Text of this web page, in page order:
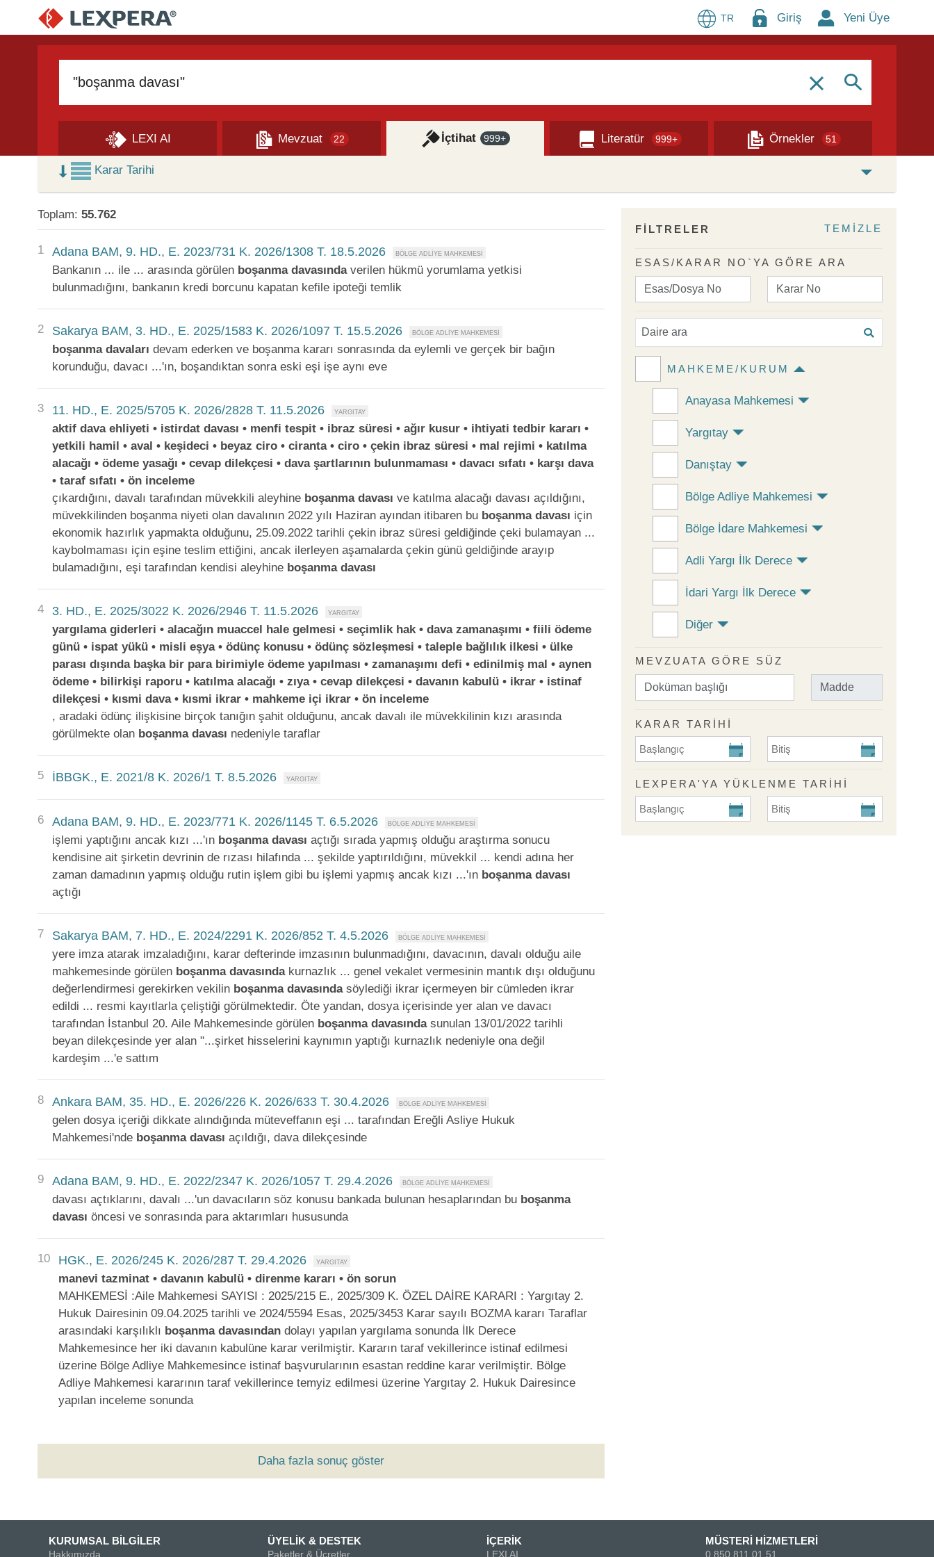
TR Giriş Yeni Üye
c S
LEXI AI Mevzuat 22 İçtihat 999+ Literatür 999+ Örnekler 51
Skip to Search Results
Karar Tarihi
Toplam: 55.762
1 Adana BAM, 9. HD., E. 2023/731 K. 2026/1308 T. 18.5.2026
Bankanın ... ile ... arasında görülen boşanma davasındaverilen hükmü yorumlama yetkisi
bulunmadığını, bankanın kredi borcunu kapatan kefile ipoteği temlik
2 Sakarya BAM, 3. HD., E. 2025/1583 K. 2026/1097 T. 15.5.2026
boşanma davaları devam ederken ve boşanma kararı sonrasında da eylemli ve gerçek bir bağın
korunduğu, davacı ...'ın, boşandıktan sonra eski eşi işe aynı eve
3 11. HD., E. 2025/5705 K. 2026/2828 T. 11.5.2026
aktif dava ehliyeti • istirdat davası • menfi tespit • ibraz süresi • ağır kusur • ihtiyati tedbir kararı •
yetkili hamil • aval • keşideci • beyaz ciro • ciranta • ciro • çekin ibraz süresi • mal rejimi • katılma
alacağı • ödeme yasağı • cevap dilekçesi • dava şartlarının bulunmaması • davacı sıfatı • karşı dava
• taraf sıfatı • ön inceleme
çıkardığını, davalı tarafından müvekkili aleyhine boşanma davası ve katılma alacağı davası açıldığını,
müvekkilinden boşanma niyeti olan davalının 2022 yılı Haziran ayından itibaren bu boşanma davası için
ekonomik hazırlık yapmakta olduğunu, 25.09.2022 tarihli çekin ibraz süresi geldiğinde çeki bulamayan ...
kaybolmaması için eşine teslim ettiğini, ancak ilerleyen aşamalarda çekin günü geldiğinde arayıp
bulamadığını, eşi tarafından kendisi aleyhine boşanma davası
4 3. HD., E. 2025/3022 K. 2026/2946 T. 11.5.2026
yargılama giderleri • alacağın muaccel hale gelmesi • seçimlik hak • dava zamanaşımı • fiili ödeme
günü • ispat yükü • misli eşya • ödünç konusu • ödünç sözleşmesi • taleple bağlılık ilkesi • ülke
parası dışında başka bir para birimiyle ödeme yapılması • zamanaşımı defi • edinilmiş mal • aynen
ödeme • bilirkişi raporu • katılma alacağı • zıya • cevap dilekçesi • davanın kabulü • ikrar • istinaf
dilekçesi • kısmi dava • kısmi ikrar • mahkeme içi ikrar • ön inceleme
, aradaki ödünç ilişkisine birçok tanığın şahit olduğunu, ancak davalı ile müvekkilinin kızı arasında
görülmekte olan boşanma davası nedeniyle taraflar
5 İBBGK., E. 2021/8 K. 2026/1 T. 8.5.2026
6 Adana BAM, 9. HD., E. 2023/771 K. 2026/1145 T. 6.5.2026
işlemi yaptığını ancak kızı ...'ın boşanma davası açtığı sırada yapmış olduğu araştırma sonucu
kendisine ait şirketin devrinin de rızası hilafında ... şekilde yaptırıldığını, müvekkil ... kendi adına her
zaman damadının yapmış olduğu rutin işlem gibi bu işlemi yapmış ancak kızı ...'ın boşanma davası
açtığı
7 Sakarya BAM, 7. HD., E. 2024/2291 K. 2026/852 T. 4.5.2026
yere imza atarak imzaladığını, karar defterinde imzasının bulunmadığını, davacının, davalı olduğu aile
mahkemesinde görülen boşanma davasındakurnazlık ... genel vekalet vermesinin mantık dışı olduğunu
değerlendirmesi gerekirken vekilin boşanma davasındasöylediği ikrar içermeyen bir cümleden ikrar
edildi ... resmi kayıtlarla çeliştiği görülmektedir. Öte yandan, dosya içerisinde yer alan ve davacı
tarafından İstanbul 20. Aile Mahkemesinde görülen boşanma davasındasunulan 13/01/2022 tarihli
beyan dilekçesinde yer alan "...şirket hisselerini kaynımın yaptığı kurnazlık nedeniyle ona değil
kardeşim ...'e sattım
8 Ankara BAM, 35. HD., E. 2026/226 K. 2026/633 T. 30.4.2026
gelen dosya içeriği dikkate alındığında müteveffanın eşi ... tarafından Ereğli Asliye Hukuk
Mahkemesi'nde boşanma davası açıldığı, dava dilekçesinde
9 Adana BAM, 9. HD., E. 2022/2347 K. 2026/1057 T. 29.4.2026
davası açtıklarını, davalı ...'un davacıların söz konusu bankada bulunan hesaplarından bu boşanma
davası öncesi ve sonrasında para aktarımları hususunda
10 HGK., E. 2026/245 K. 2026/287 T. 29.4.2026
manevi tazminat • davanın kabulü • direnme kararı • ön sorun
MAHKEMESİ :Aile Mahkemesi SAYISI : 2025/215 E., 2025/309 K. ÖZEL DAİRE KARARI : Yargıtay 2.
Hukuk Dairesinin 09.04.2025 tarihli ve 2024/5594 Esas, 2025/3453 Karar sayılı BOZMA kararı Taraflar
arasındaki karşılıklı boşanma davasından dolayı yapılan yargılama sonunda İlk Derece
Mahkemesince her iki davanın kabulüne karar verilmiştir. Kararın taraf vekillerince istinaf edilmesi
üzerine Bölge Adliye Mahkemesince istinaf başvurularının esastan reddine karar verilmiştir. Bölge
Adliye Mahkemesi kararının taraf vekillerince temyiz edilmesi üzerine Yargıtay 2. Hukuk Dairesince
yapılan inceleme sonunda
Daha fazla sonuç göster
FİLTRELER TEMİZLE
ESAS/KARAR NO`YA GÖRE ARA
MAHKEME/KURUM
Anayasa Mahkemesi
Yargıtay
Danıştay
Bölge Adliye Mahkemesi
Bölge İdare Mahkemesi
Adli Yargı İlk Derece
İdari Yargı İlk Derece
Diğer
MEVZUATA GÖRE SÜZ
KARAR TARİHİ
KARAR TARİHİ Başlangıç KARAR TARİHİ Bitiş
LEXPERA'YA YÜKLENME TARIHI
Lexpera'ya Yüklenme Tarihi BaşlangıçLexpera'ya Yüklenme Tarihi
KURUMSAL BİLGİLER
Hakkımızda
ÜYELİK & DESTEK
Paketler & Ücretler
İÇERİK
LEXI AI
MÜSTERİ HİZMETLERİ
0 850 811 01 51